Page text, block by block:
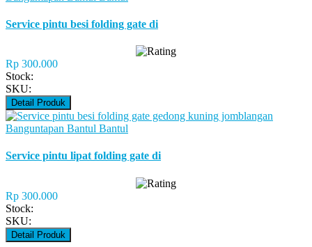
Service pintu besi folding gate di
Rp 300.000
Stock:
SKU:
Detail Produk
Service pintu lipat folding gate di
Rp 300.000
Stock:
SKU:
Detail Produk